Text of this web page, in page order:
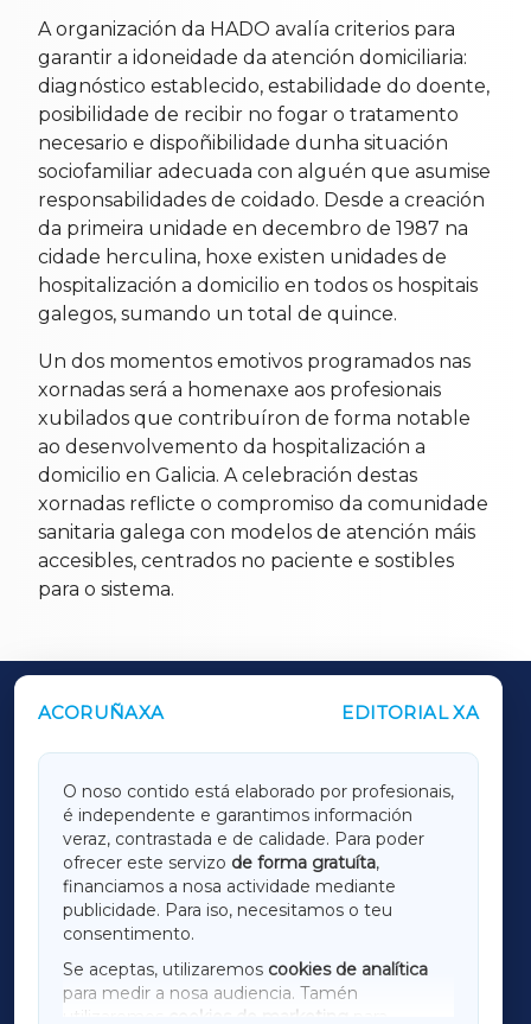
A organización da HADO avalía criterios para
garantir a idoneidade da atención domiciliaria:
diagnóstico establecido, estabilidade do doente,
posibilidade de recibir no fogar o tratamento
necesario e dispoñibilidade dunha situación
sociofamiliar adecuada con alguén que asumise
responsabilidades de coidado. Desde a creación
da primeira unidade en decembro de 1987 na
cidade herculina, hoxe existen unidades de
hospitalización a domicilio en todos os hospitais
galegos, sumando un total de quince.
Un dos momentos emotivos programados nas
xornadas será a homenaxe aos profesionais
xubilados que contribuíron de forma notable
ao desenvolvemento da hospitalización a
domicilio en Galicia. A celebración destas
xornadas reflicte o compromiso da comunidade
sanitaria galega con modelos de atención máis
accesibles, centrados no paciente e sostibles
para o sistema.
ACORUÑAXA EDITORIAL XA
O noso contido está elaborado por profesionais,
é independente e garantimos información
veraz, contrastada e de calidade. Para poder
ofrecer este servizo de forma gratuíta,
financiamos a nosa actividade mediante
publicidade. Para iso, necesitamos o teu
consentimento.
Se aceptas, utilizaremos cookies de analítica
para medir a nosa audiencia. Tamén
utilizaremos
cookies de marketing
OUTROS PERIÓDICOS
LUGOXA
TERRACHAXA
AMARIÑAXA